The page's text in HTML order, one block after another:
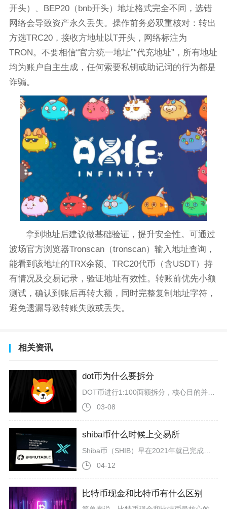
开头）、BEP20（bnb开头）地址格式完全不同，选错
网络会导致资产永久丢失。操作前务必双重核对：转出
方选TRC20，接收方地址以T开头，网络标注为
TRON。不要相信“官方统一地址”“代充地址”，所有地址
均为账户自主生成，任何索要私钥或助记词的行为都是
诈骗。
拿到地址后建议做基础验证，提升安全性。可通过
波场官方浏览器Tronscan（tronscan）输入地址查询，
能看到该地址的TRX余额、TRC20代币（含USDT）持
有情况及交易记录，验证地址有效性。转账前优先小额
测试，确认到账后再转大额，同时完整复制地址字符，
避免遗漏导致转账失败或丢失。
相关资讯
dot币为什么要拆分
03-08
shiba币什么时候上交易所
04-12
比特币现金和比特币有什么区别